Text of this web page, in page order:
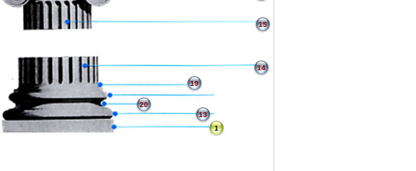
1
13
14
15
19
20